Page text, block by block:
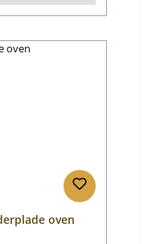
oven